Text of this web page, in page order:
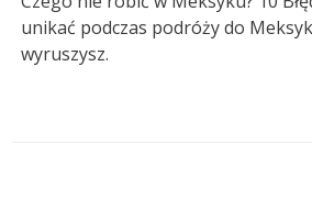
unikać podczas podróży do
wyruszysz.